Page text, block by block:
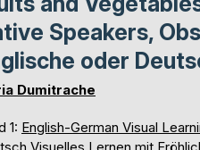
Speakers,
oder
Dumitrache
1: English-German Visual
Visuelles Lernen mit